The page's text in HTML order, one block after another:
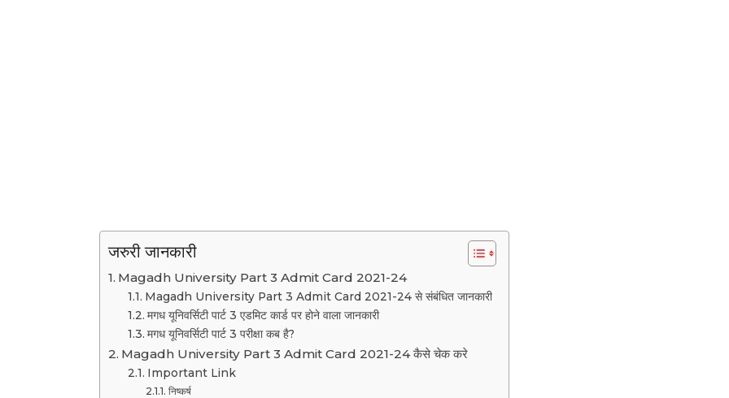
जरुरी जानकारी
Magadh University Part 3 Admit Card 2021-24
Magadh University Part 3 Admit Card 2021-24 से संबंधित जानकारी
मगध यूनिवर्सिटी पार्ट 3 एडमिट कार्ड पर होने वाला जानकारी
मगध यूनिवर्सिटी पार्ट 3 परीक्षा कब है?
Magadh University Part 3 Admit Card 2021-24 कैसे चेक करे
Important Link
निष्कर्ष